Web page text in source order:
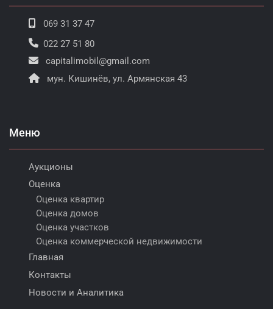
069 31 37 47
022 27 51 80
capitalimobil@gmail.com
мун. Кишинёв, ул. Армянская 43
Меню
Аукционы
Оценка
Оценка квартир
Оценка домов
Оценка участков
Оценка коммерческой недвижимости
Главная
Контакты
Новости и Аналитика